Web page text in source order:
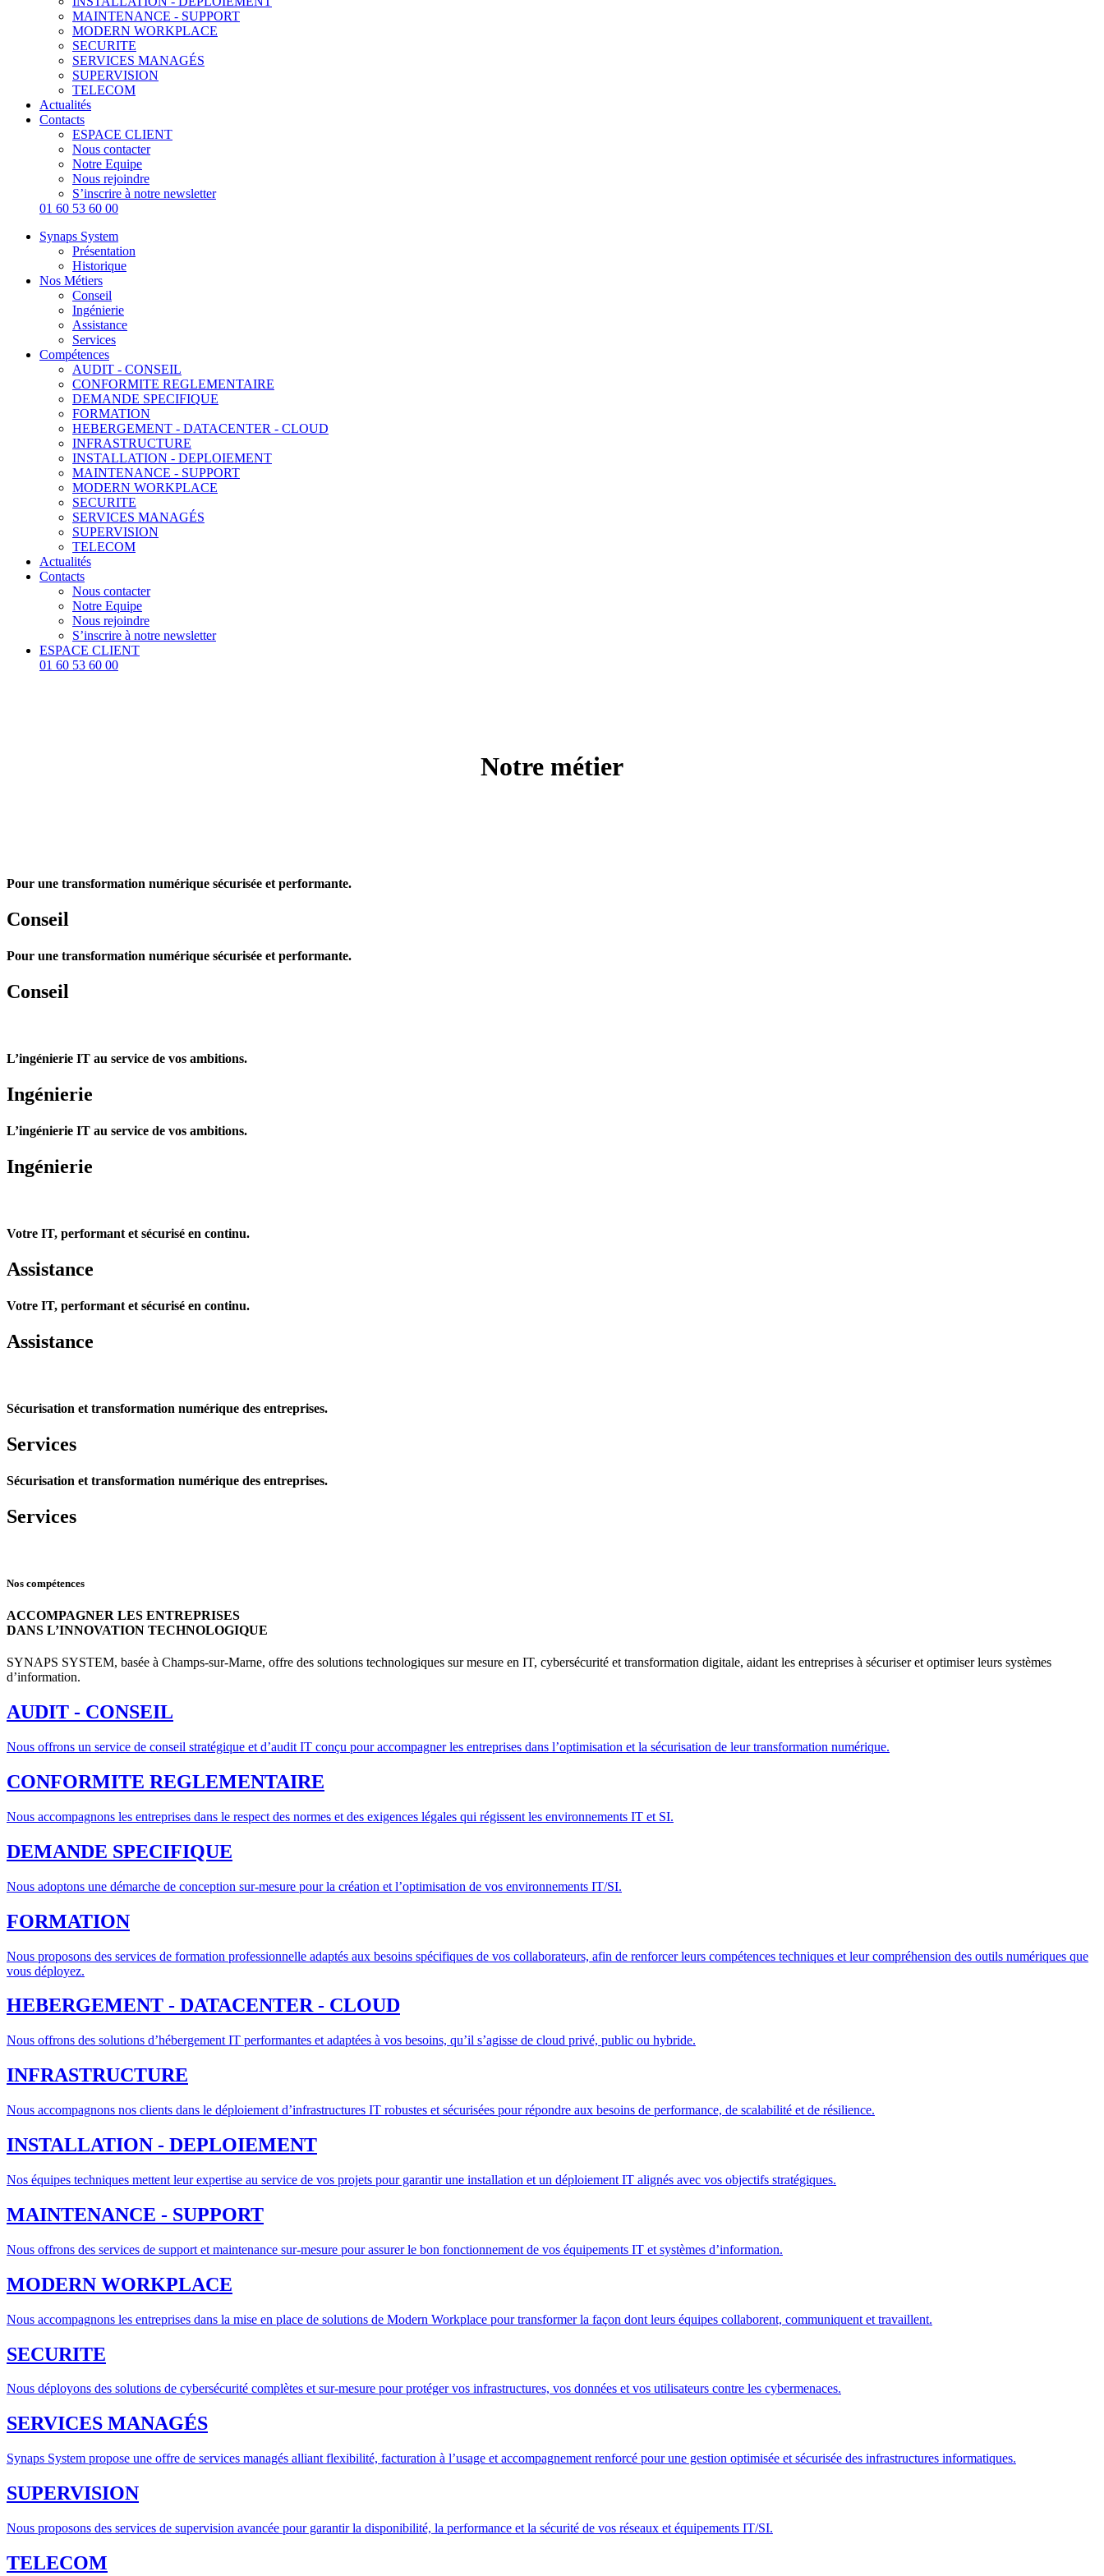
MAINTENANCE - SUPPORT
MODERN WORKPLACE
SECURITE
SERVICES MANAGÉS
SUPERVISION
TELECOM
Actualités
Contacts
ESPACE CLIENT
Nous contacter
Notre Equipe
Nous rejoindre
S’inscrire à notre newsletter
01 60 53 60 00
Synaps System
Présentation
Historique
Nos Métiers
Conseil
Ingénierie
Assistance
Services
Compétences
AUDIT - CONSEIL
CONFORMITE REGLEMENTAIRE
DEMANDE SPECIFIQUE
FORMATION
HEBERGEMENT - DATACENTER - CLOUD
INFRASTRUCTURE
INSTALLATION - DEPLOIEMENT
MAINTENANCE - SUPPORT
MODERN WORKPLACE
SECURITE
SERVICES MANAGÉS
SUPERVISION
TELECOM
Actualités
Contacts
Nous contacter
Notre Equipe
Nous rejoindre
S’inscrire à notre newsletter
ESPACE CLIENT
01 60 53 60 00
Notre métier
Pour une transformation numérique sécurisée et performante.
Conseil
Pour une transformation numérique sécurisée et performante.
Conseil
L’ingénierie IT au service de vos ambitions.
Ingénierie
L’ingénierie IT au service de vos ambitions.
Ingénierie
Votre IT, performant et sécurisé en continu.
Assistance
Votre IT, performant et sécurisé en continu.
Assistance
Sécurisation et transformation numérique des entreprises.
Services
Sécurisation et transformation numérique des entreprises.
Services
Nos compétences
ACCOMPAGNER LES ENTREPRISES
DANS L’INNOVATION TECHNOLOGIQUE
SYNAPS SYSTEM, basée à Champs-sur-Marne, offre des solutions technologiques sur mesure en IT, cybersécurité et transformation digitale, aidant les entreprises à sécuriser et optimiser leurs systèmes
d’information.
AUDIT - CONSEIL
Nous offrons un service de conseil stratégique et d’audit IT conçu pour accompagner les entreprises dans l’optimisation et la sécurisation de leur transformation numérique.
CONFORMITE REGLEMENTAIRE
Nous accompagnons les entreprises dans le respect des normes et des exigences légales qui régissent les environnements IT et SI.
DEMANDE SPECIFIQUE
Nous adoptons une démarche de conception sur-mesure pour la création et l’optimisation de vos environnements IT/SI.
FORMATION
Nous proposons des services de formation professionnelle adaptés aux besoins spécifiques de vos collaborateurs, afin de renforcer leurs compétences techniques et leur compréhension des outils numériques que
vous déployez.
HEBERGEMENT - DATACENTER - CLOUD
Nous offrons des solutions d’hébergement IT performantes et adaptées à vos besoins, qu’il s’agisse de cloud privé, public ou hybride.
INFRASTRUCTURE
Nous accompagnons nos clients dans le déploiement d’infrastructures IT robustes et sécurisées pour répondre aux besoins de performance, de scalabilité et de résilience.
INSTALLATION - DEPLOIEMENT
Nos équipes techniques mettent leur expertise au service de vos projets pour garantir une installation et un déploiement IT alignés avec vos objectifs stratégiques.
MAINTENANCE - SUPPORT
Nous offrons des services de support et maintenance sur-mesure pour assurer le bon fonctionnement de vos équipements IT et systèmes d’information.
MODERN WORKPLACE
Nous accompagnons les entreprises dans la mise en place de solutions de Modern Workplace pour transformer la façon dont leurs équipes collaborent, communiquent et travaillent.
SECURITE
Nous déployons des solutions de cybersécurité complètes et sur-mesure pour protéger vos infrastructures, vos données et vos utilisateurs contre les cybermenaces.
SERVICES MANAGÉS
Synaps System propose une offre de services managés alliant flexibilité, facturation à l’usage et accompagnement renforcé pour une gestion optimisée et sécurisée des infrastructures informatiques.
SUPERVISION
Nous proposons des services de supervision avancée pour garantir la disponibilité, la performance et la sécurité de vos réseaux et équipements IT/SI.
TELECOM